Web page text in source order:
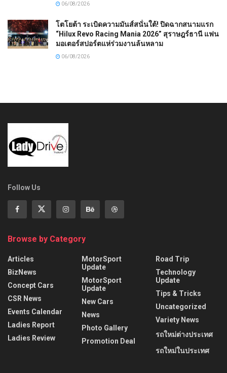
06/08/2026
โตโยต้า ระเบิดความมันส์สนั่นใต้! ปิดฉากสนามแรก
“Hilux Revo Racing Mania 2026” สุราษฎร์ธานี แฟน
มอเตอร์สปอร์ตแห่ร่วมงานล้นหลาม
06/08/2026
Follow Us
Browse by Category
Articles
BizNews
Concept Cars
CSR News
Events Calendar
Ladies Report
Ladies Review
MotorSport
Update
MotorSport
Update
New Cars
News
Photo Gallery
Promotion Deal
Road Trip
Technology
Update
Tips & Tricks
Uncategorized
Variety News
รถใหม่ต่างประเทศ
รถใหม่ในประเทศ